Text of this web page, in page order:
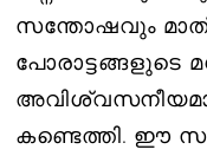
സന്തോഷവും
പോരാട്ടങ്ങളുടെ
കണ്ടെത്തി. ഈ